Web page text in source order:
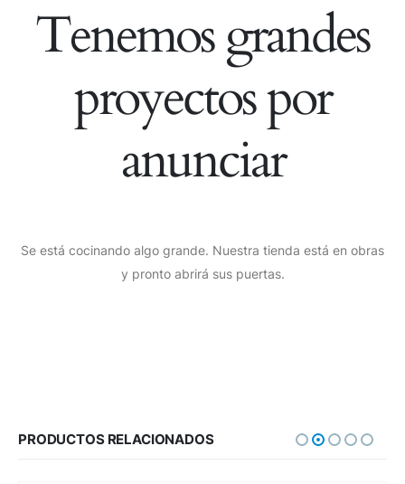
Tenemos grandes
proyectos por
anunciar
Se está cocinando algo grande. Nuestra tienda está en obras
y pronto abrirá sus puertas.
PRODUCTOS RELACIONADOS